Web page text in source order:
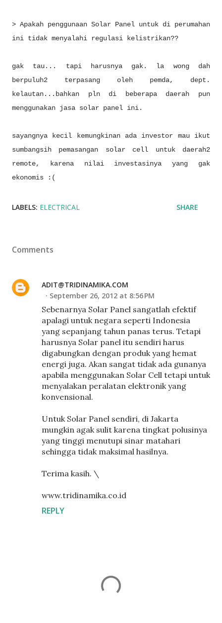
> Apakah penggunaan Solar Panel untuk di perumahan
ini tidak menyalahi regulasi kelistrikan??
gak tau... tapi harusnya gak. la wong dah
berpuluh2 terpasang oleh pemda, dept.
kelautan...bahkan pln di beberapa daerah pun
menggunakan jasa solar panel ini.
sayangnya kecil kemungkinan ada investor mau ikut
sumbangsih pemasangan solar cell untuk daerah2
remote, karena nilai investasinya yang gak
ekonomis :(
LABELS: ELECTRICAL SHARE
Comments
ADIT@TRIDINAMIKA.COM
September 26, 2012 at 8:56 PM
Sebenarnya Solar Panel sangatlah efektif
apalagi untuk negara seperti Indonesia
yang sepanjang tahun panas terus. Tetapi
harusnya Solar panel itu sendiri harus
digabungkan dengan produk yang hemat
energi juga. Akan sangat tidak ada gunanya
apabila menggunakan Solar Cell tetapi untuk
menyalakan peralatan elektronik yang
konvensional.
Untuk Solar Panel sendiri, di Jakarta
mungkin agak sulit karena tingkat polusinya
yang tinggi menutupi sinar matahari
sehingga tidak maksimal hasilnya.
Terima kasih. \
www.tridinamika.co.id
REPLY